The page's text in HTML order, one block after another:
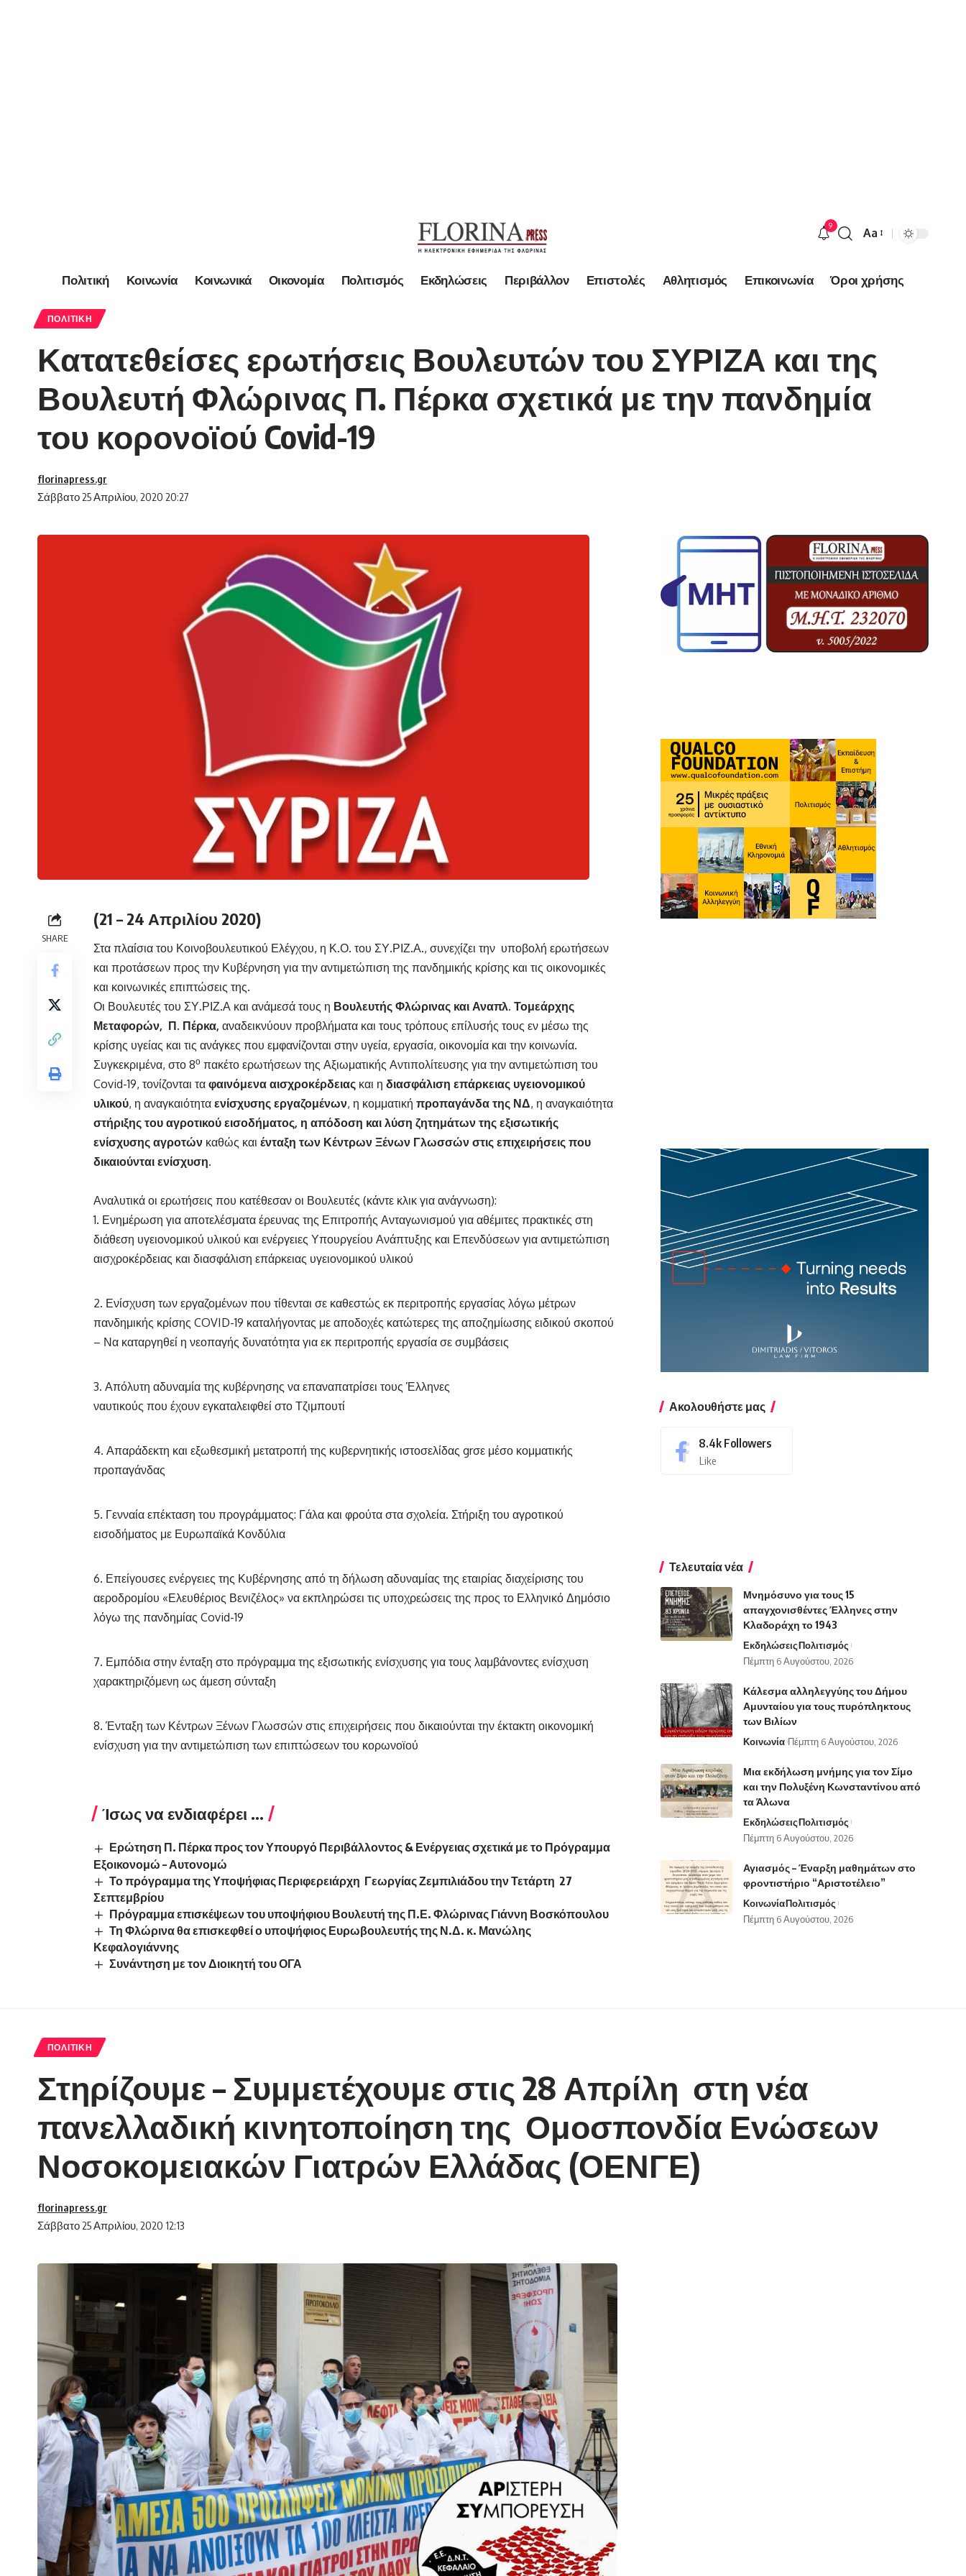
9
Font
Aa
Πολιτική Κοινωνία Κοινωνικά Οικονομία Πολιτισμός Εκδηλώσεις Περιβάλλον Επιστολές Αθλητισμός Επικοινωνία Όροι χρήσης
ΠΟΛΙΤΙΚΉ
Κατατεθείσες ερωτήσεις Βουλευτών του ΣΥΡΙΖΑ και της
Βουλευτή Φλώρινας Π. Πέρκα σχετικά με την πανδημία
του κορονοϊού Covid-19
Σάββατο 25 Απριλίου, 2020 20:27
florinapress.gr
SHARE
(21 – 24 Απριλίου 2020)
Στα πλαίσια του Κοινοβουλευτικού Ελέγχου, η Κ.Ο. του ΣΥ.ΡΙΖ.Α., συνεχίζει την υποβολή ερωτήσεων
και προτάσεων προς την Κυβέρνηση για την αντιμετώπιση της πανδημικής κρίσης και τις οικονομικές
και κοινωνικές επιπτώσεις της.
Οι Βουλευτές του ΣΥ.ΡΙΖ.Α και ανάμεσά τους η Βουλευτής Φλώρινας και Αναπλ. Τομεάρχης
Μεταφορών, Π. Πέρκα, αναδεικνύουν προβλήματα και τους τρόπους επίλυσής τους εν μέσω της
κρίσης υγείας και τις ανάγκες που εμφανίζονται στην υγεία, εργασία, οικονομία και την κοινωνία.
Συγκεκριμένα, στο 8ο πακέτο ερωτήσεων της Αξιωματικής Αντιπολίτευσης για την αντιμετώπιση του
Covid-19, τονίζονται τα φαινόμενα αισχροκέρδειας και η διασφάλιση επάρκειας υγειονομικού
υλικού, η αναγκαιότητα ενίσχυσης εργαζομένων, η κομματική προπαγάνδα της ΝΔ, η αναγκαιότητα
στήριξης του αγροτικού εισοδήματος, η απόδοση και λύση ζητημάτων της εξισωτικής
ενίσχυσης αγροτών καθώς και ένταξη των Κέντρων Ξένων Γλωσσών στις επιχειρήσεις που
δικαιούνται ενίσχυση.
Αναλυτικά οι ερωτήσεις που κατέθεσαν οι Βουλευτές (κάντε κλικ για ανάγνωση):
Ενημέρωση για αποτελέσματα έρευνας της Επιτροπής Ανταγωνισμού για αθέμιτες πρακτικές στη
διάθεση υγειονομικού υλικού και ενέργειες Υπουργείου Ανάπτυξης και Επενδύσεων για αντιμετώπιση
αισχροκέρδειας και διασφάλιση επάρκειας υγειονομικού υλικού
Ενίσχυση των εργαζομένων που τίθενται σε καθεστώς εκ περιτροπής εργασίας λόγω μέτρων
πανδημικής κρίσης COVID-19 καταλήγοντας με αποδοχές κατώτερες της αποζημίωσης ειδικού σκοπού
– Να καταργηθεί η νεοπαγής δυνατότητα για εκ περιτροπής εργασία σε συμβάσεις
Απόλυτη αδυναμία της κυβέρνησης να επαναπατρίσει τους Έλληνες
ναυτικούς που έχουν εγκαταλειφθεί στο Τζιμπουτί
Απαράδεκτη και εξωθεσμική μετατροπή της κυβερνητικής ιστοσελίδας grσε μέσο κομματικής
προπαγάνδας
Γενναία επέκταση του προγράμματος: Γάλα και φρούτα στα σχολεία. Στήριξη του αγροτικού
εισοδήματος με Ευρωπαϊκά Κονδύλια
Επείγουσες ενέργειες της Κυβέρνησης από τη δήλωση αδυναμίας της εταιρίας διαχείρισης του
αεροδρομίου «Ελευθέριος Βενιζέλος» να εκπληρώσει τις υποχρεώσεις της προς το Ελληνικό Δημόσιο
λόγω της πανδημίας Covid-19
Εμπόδια στην ένταξη στο πρόγραμμα της εξισωτικής ενίσχυσης για τους λαμβάνοντες ενίσχυση
χαρακτηριζόμενη ως άμεση σύνταξη
Ένταξη των Κέντρων Ξένων Γλωσσών στις επιχειρήσεις που δικαιούνται την έκτακτη οικονομική
ενίσχυση για την αντιμετώπιση των επιπτώσεων του κορωνοϊού
Ίσως να ενδιαφέρει ...
Ερώτηση Π. Πέρκα προς τον Υπουργό Περιβάλλοντος & Ενέργειας σχετικά με το Πρόγραμμα
Εξοικονομώ – Αυτονομώ
Το πρόγραμμα της Υποψήφιας Περιφερειάρχη Γεωργίας Ζεμπιλιάδου την Τετάρτη 27
Σεπτεμβρίου
Πρόγραμμα επισκέψεων του υποψήφιου Βουλευτή της Π.Ε. Φλώρινας Γιάννη Βοσκόπουλου
Τη Φλώρινα θα επισκεφθεί ο υποψήφιος Ευρωβουλευτής της Ν.Δ. κ. Μανώλης
Κεφαλογιάννης
Συνάντηση με τον Διοικητή του ΟΓΑ
Ακολουθήστε μας
8.4k Followers
Like
Τελευταία νέα
Μνημόσυνο για τους 15
απαγχονισθέντες Έλληνες στην
Κλαδοράχη το 1943
ΕκδηλώσειςΠολιτισμός
Πέμπτη 6 Αυγούστου, 2026
Κάλεσμα αλληλεγγύης του Δήμου
Αμυνταίου για τους πυρόπληκτους
των Βιλίων
Κοινωνία Πέμπτη 6 Αυγούστου, 2026
Μια εκδήλωση μνήμης για τον Σίμο
και την Πολυξένη Κωνσταντίνου από
τα Άλωνα
ΕκδηλώσειςΠολιτισμός
Πέμπτη 6 Αυγούστου, 2026
Αγιασμός – Έναρξη μαθημάτων στο
φροντιστήριο “Αριστοτέλειο”
ΚοινωνίαΠολιτισμός
Πέμπτη 6 Αυγούστου, 2026
ΠΟΛΙΤΙΚΉ
Στηρίζουμε – Συμμετέχουμε στις 28 Απρίλη στη νέα
πανελλαδική κινητοποίηση της Ομοσπονδία Ενώσεων
Νοσοκομειακών Γιατρών Ελλάδας (ΟΕΝΓΕ)
Σάββατο 25 Απριλίου, 2020 12:13
florinapress.gr